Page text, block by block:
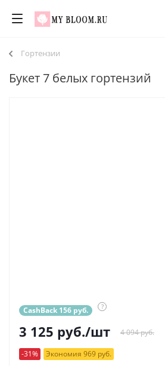
Гортензии
Букет 7 белых гортензий
CashBack 156 руб. ?
3 125 руб./шт 4 094 руб.
-31% Экономия 969 руб.